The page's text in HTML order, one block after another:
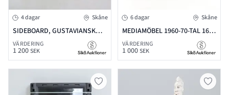
4 dagar Skåne
SIDEBOARD, GUSTAVIANSK
STIL, 160 X 47, H = 89
VÄRDERING
1 200SEK
6 dagar Skåne
MEDIAMÖBEL 1960-70-TAL 161
X 50 H=62 OCH LÄNGRE
VÄRDERING
1 000SEK